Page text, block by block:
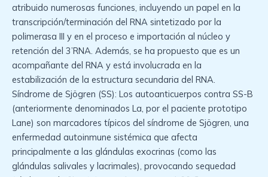
atribuido numerosas funciones, incluyendo un papel en la
transcripción/terminación del RNA sintetizado por la
polimerasa III y en el proceso e importación al núcleo y
retención del 3’RNA. Además, se ha propuesto que es un
acompañante del RNA y está involucrada en la
estabilización de la estructura secundaria del RNA.
Síndrome de Sjögren (SS): Los autoanticuerpos contra SS-B
(anteriormente denominados La, por el paciente prototipo
Lane) son marcadores típicos del síndrome de Sjögren, una
enfermedad autoinmune sistémica que afecta
principalmente a las glándulas exocrinas (como las
glándulas salivales y lacrimales), provocando sequedad